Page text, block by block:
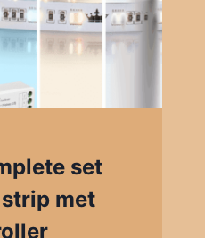
set
strip met